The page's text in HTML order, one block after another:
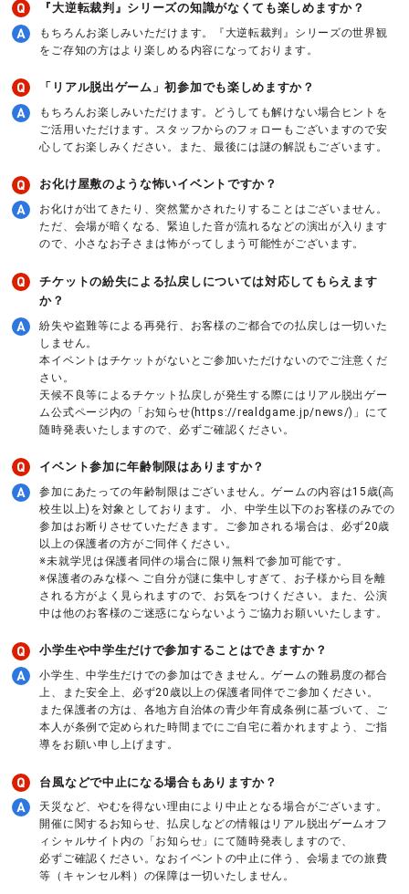
『大逆転裁判』シリーズの知識がなくても楽しめますか？
もちろんお楽しみいただけます。『大逆転裁判』シリーズの世界観
をご存知の方はより楽しめる内容になっております。
「リアル脱出ゲーム」初参加でも楽しめますか？
もちろんお楽しみいただけます。どうしても解けない場合ヒントを
ご活用いただけます。スタッフからのフォローもございますので安
心してお楽しみください。また、最後には謎の解説もございます。
お化け屋敷のような怖いイベントですか？
お化けが出てきたり、突然驚かされたりすることはございません。
ただ、会場が暗くなる、緊迫した音が流れるなどの演出が入ります
ので、小さなお子さまは怖がってしまう可能性がございます。
チケットの紛失による払戻しについては対応してもらえます
か？
紛失や盗難等による再発行、お客様のご都合での払戻しは一切いた
しません。
本イベントはチケットがないとご参加いただけないのでご注意くだ
さい。
天候不良等によるチケット払戻しが発生する際にはリアル脱出ゲー
ム公式ページ内の「お知らせ(https://realdgame.jp/news/)」にて
随時発表いたしますので、必ずご確認ください。
イベント参加に年齢制限はありますか？
参加にあたっての年齢制限はございません。ゲームの内容は15歳(高
校生以上)を対象としております。 小、中学生以下のお客様のみでの
参加はお断りさせていただきます。ご参加される場合は、必ず20歳
以上の保護者の方がご同伴ください。
※未就学児は保護者同伴の場合に限り無料で参加可能です。
※保護者のみな様へ ご自分が謎に集中しすぎて、お子様から目を離
される方がよく見られますので、お気をつけください。また、公演
中は他のお客様のご迷惑にならないようご協力お願いいたします。
小学生や中学生だけで参加することはできますか？
小学生、中学生だけでの参加はできません。ゲームの難易度の都合
上、また安全上、必ず20歳以上の保護者同伴でご参加ください。
また保護者の方は、各地方自治体の青少年育成条例に基づいて、ご
本人が条例で定められた時間までにご自宅に着かれますよう、ご指
導をお願い申し上げます。
台風などで中止になる場合もありますか？
天災など、やむを得ない理由により中止となる場合がございます。
開催に関するお知らせ、払戻しなどの情報はリアル脱出ゲームオフ
ィシャルサイト内の「お知らせ」にて随時発表しますので、
必ずご確認ください。なおイベントの中止に伴う、会場までの旅費
等（キャンセル料）の保障は一切いたしません。